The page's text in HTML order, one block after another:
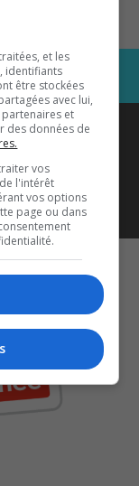
diffusé
HD2
sur…
et les
identifiants
être stockées
avec lui,
et
des données de
vos
l'intérêt
vos options
page ou dans